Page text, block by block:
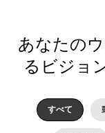
あなたの
るビジョ
すべて